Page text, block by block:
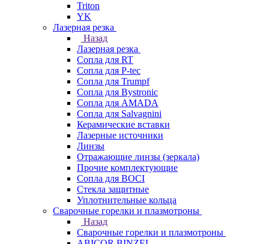
Triton
YK
Лазерная резка
Назад
Лазерная резка
Сопла для RT
Сопла для P-tec
Сопла для Trumpf
Сопла для Bystronic
Сопла для AMADA
Сопла для Salvagnini
Керамические вставки
Лазерные источники
Линзы
Отражающие линзы (зеркала)
Прочие комплектующие
Сопла для BOCI
Стекла защитные
Уплотнительные кольца
Сварочные горелки и плазмотроны
Назад
Сварочные горелки и плазмотроны